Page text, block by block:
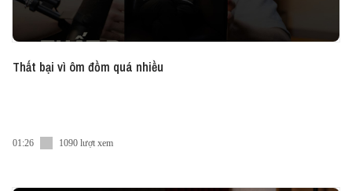
Thất bại vì ôm đồm quá nhiều
01:26 1090 lượt xem